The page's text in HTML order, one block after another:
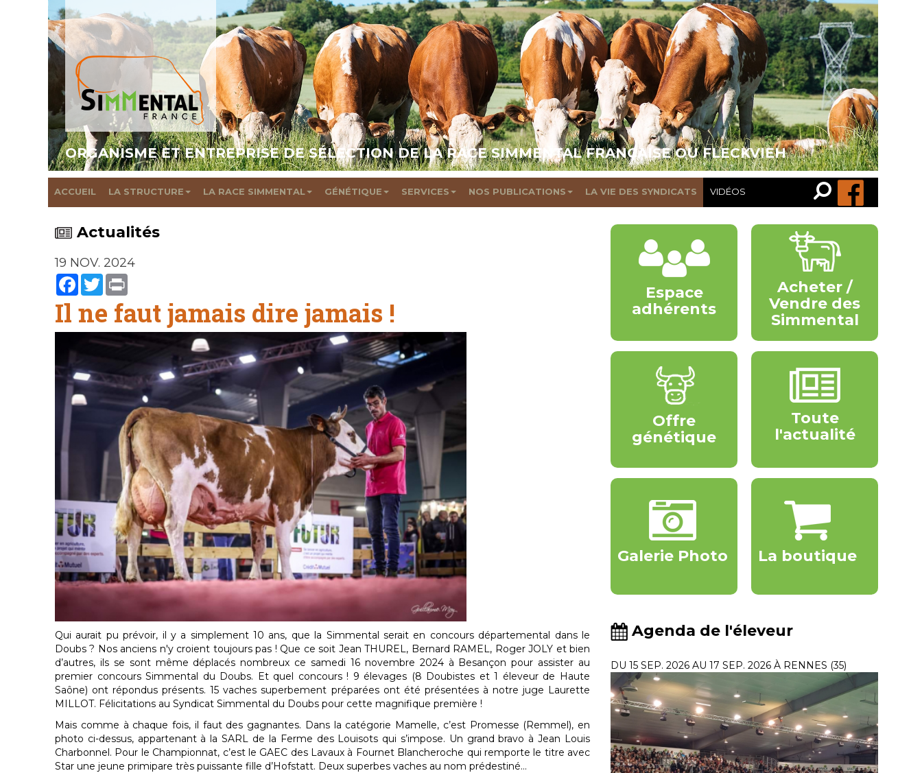
ORGANISME ET ENTREPRISE DE SÉLECTION DE LA RACE SIMMENTAL FRANÇAISE OU FLECKVIEH
ACCUEIL LA STRUCTURE LA RACE SIMMENTAL GÉNÉTIQUE SERVICES NOS PUBLICATIONS LA VIE DES SYNDICATS VIDÉOS
Recherche…
Rechercher
Actualités
19 NOV. 2024
Facebook
Twitter
Il ne faut jamais dire jamais !
Qui aurait pu prévoir, il y a simplement 10 ans, que la Simmental serait en concours départemental dans le
Doubs ? Nos anciens n'y croient toujours pas ! Que ce soit Jean THUREL, Bernard RAMEL, Roger JOLY et bien
d’autres, ils se sont même déplacés nombreux ce samedi 16 novembre 2024 à Besançon pour assister au
premier concours Simmental du Doubs. Et quel concours ! 9 élevages (8 Doubistes et 1 éleveur de Haute
Saône) ont répondus présents. 15 vaches superbement préparées ont été présentées à notre juge Laurette
MILLOT. Félicitations au Syndicat Simmental du Doubs pour cette magnifique première !
Mais comme à chaque fois, il faut des gagnantes. Dans la catégorie Mamelle, c’est Promesse (Remmel), en
photo ci-dessus, appartenant à la SARL de la Ferme des Louisots qui s’impose. Un grand bravo à Jean Louis
Charbonnel. Pour le Championnat, c’est le GAEC des Lavaux à Fournet Blancheroche qui remporte le titre avec
Star une jeune primipare très puissante fille d’Hofstatt. Deux superbes vaches au nom prédestiné…
Espace
adhérents
Acheter /
Vendre des
Simmental
Offre
génétique
Toute
l'actualité
Galerie Photo La boutique
Agenda de l'éleveur
DU 15 SEP. 2026 AU 17 SEP. 2026 À RENNES (35)